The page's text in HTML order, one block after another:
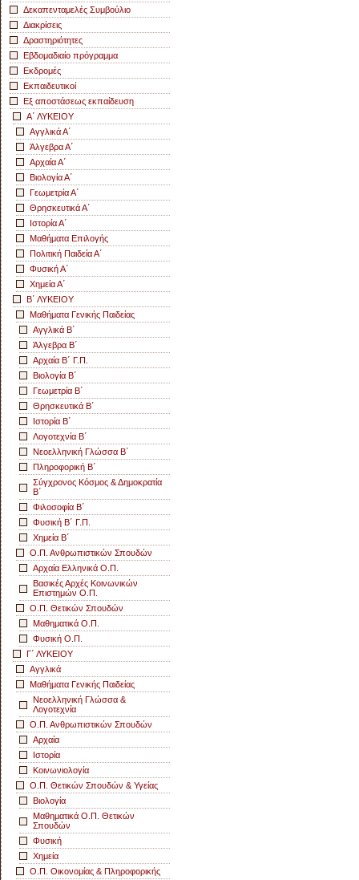
Δεκαπενταμελές Συμβούλιο
Διακρίσεις
Δραστηριότητες
Εβδομαδιαίο πρόγραμμα
Εκδρομές
Εκπαιδευτικοί
Εξ αποστάσεως εκπαίδευση
Α΄ ΛΥΚΕΙΟΥ
Αγγλικά Α΄
Άλγεβρα Α΄
Αρχαία Α΄
Βιολογία Α΄
Γεωμετρία Α΄
Θρησκευτικά Α΄
Ιστορία Α΄
Μαθήματα Επιλογής
Πολιτική Παιδεία Α΄
Φυσική Α΄
Χημεία Α΄
Β΄ ΛΥΚΕΙΟΥ
Μαθήματα Γενικής Παιδείας
Αγγλικά Β΄
Άλγεβρα Β΄
Αρχαία Β΄ Γ.Π.
Βιολογία Β΄
Γεωμετρία Β΄
Θρησκευτικά Β΄
Ιστορία Β΄
Λογοτεχνία Β΄
Νεοελληνική Γλώσσα Β΄
Πληροφορική Β΄
Σύγχρονος Κόσμος & Δημοκρατία
Β΄
Φιλοσοφία Β΄
Φυσική Β΄ Γ.Π.
Χημεία Β΄
Ο.Π. Ανθρωπιστικών Σπουδών
Αρχαία Ελληνικά Ο.Π.
Βασικές Αρχές Κοινωνικών
Επιστημών Ο.Π.
Ο.Π. Θετικών Σπουδών
Μαθηματικά Ο.Π.
Φυσική Ο.Π.
Γ΄ ΛΥΚΕΙΟΥ
Αγγλικά
Μαθήματα Γενικής Παιδείας
Νεοελληνική Γλώσσα &
Λογοτεχνία
Ο.Π. Ανθρωπιστικών Σπουδών
Αρχαία
Ιστορία
Κοινωνιολογία
Ο.Π. Θετικών Σπουδών & Υγείας
Βιολογία
Μαθηματικά Ο.Π. Θετικών
Σπουδών
Φυσική
Χημεία
Ο.Π. Οικονομίας & Πληροφορικής